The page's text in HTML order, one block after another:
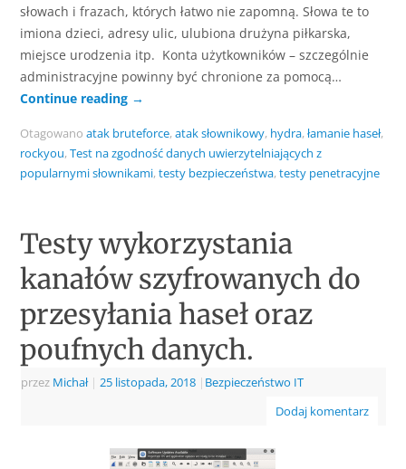
słowach i frazach, których łatwo nie zapomną. Słowa te to
imiona dzieci, adresy ulic, ulubiona drużyna piłkarska,
miejsce urodzenia itp. Konta użytkowników – szczególnie
administracyjne powinny być chronione za pomocą…
Continue reading →
Otagowano atak bruteforce,atak słownikowy, hydra,łamanie haseł,
rockyou,Test na zgodność danych uwierzytelniających z
popularnymi słownikami,testy bezpieczeństwa,testy penetracyjne
Testy wykorzystania
kanałów szyfrowanych do
przesyłania haseł oraz
poufnych danych.
przez Michał | 25 listopada, 2018 | Bezpieczeństwo IT
Dodaj komentarz